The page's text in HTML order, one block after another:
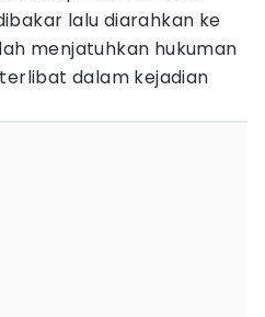
lalu diarahkan ke
menjatuhkan hukuman
dalam kejadian